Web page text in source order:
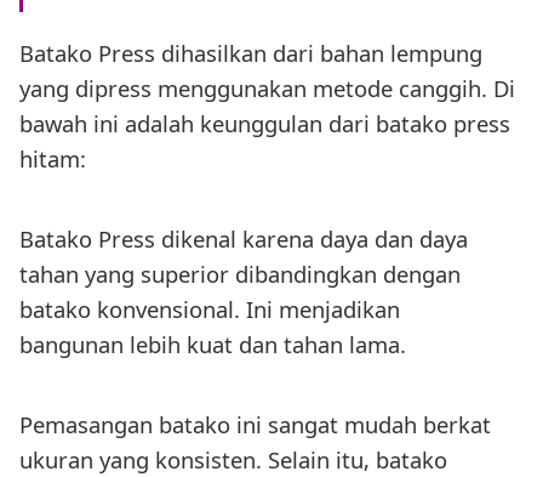
Batako Press dihasilkan dari bahan lempung
yang dipress menggunakan metode canggih. Di
bawah ini adalah keunggulan dari batako press
hitam:
Batako Press dikenal karena daya dan daya
tahan yang superior dibandingkan dengan
batako konvensional. Ini menjadikan
bangunan lebih kuat dan tahan lama.
Pemasangan batako ini sangat mudah berkat
ukuran yang konsisten. Selain itu, batako